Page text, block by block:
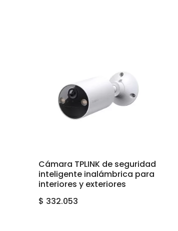
Cámara TPLINK de seguridad
inteligente inalámbrica para
interiores y exteriores
$ 332.053